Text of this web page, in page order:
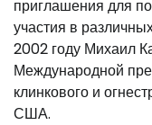
приглашения для
участия в
2002 году Михаил
Международной
клинкового и
США.